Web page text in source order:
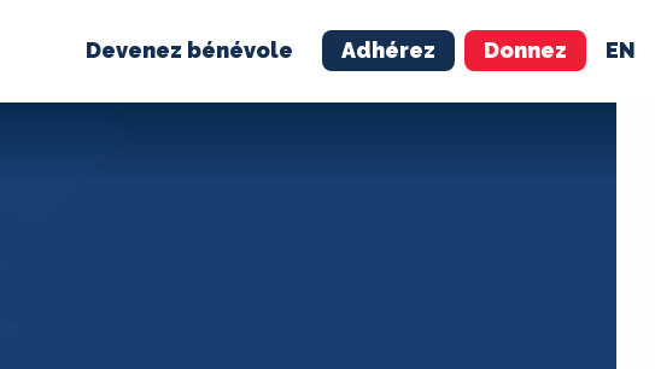
Devenez bénévole Adhérez Donnez EN
BÉNÉVOLE ADHÉREZ